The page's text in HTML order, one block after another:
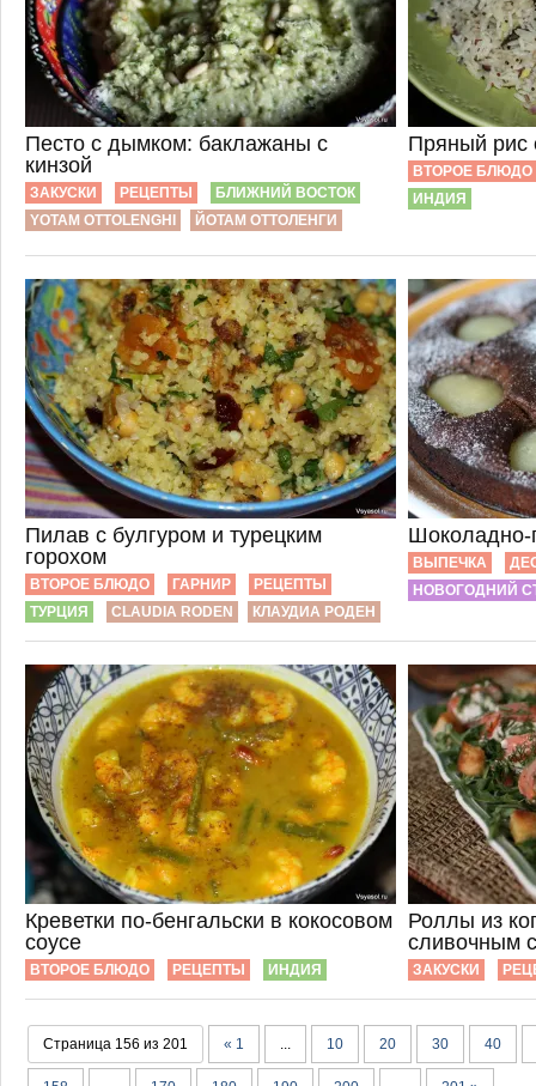
Песто с дымком: баклажаны с
кинзой
ЗАКУСКИ РЕЦЕПТЫ
БЛИЖНИЙ ВОСТОК
YOTAM OTTOLENGHI
ЙОТАМ ОТТОЛЕНГИ
Пряный рис
ВТОРОЕ БЛЮДО
ИНДИЯ
Пилав с булгуром и турецким
горохом
ВТОРОЕ БЛЮДО ГАРНИР
РЕЦЕПТЫ
ТУРЦИЯ
CLAUDIA RODEN КЛАУДИА РОДЕН
Шоколадно-
ВЫПЕЧКА
НОВОГОДНИЙ
Креветки по-бенгальски в кокосовом
соусе
ВТОРОЕ БЛЮДО РЕЦЕПТЫ ИНДИЯ
Роллы из
сливочным
ЗАКУСКИ
Страница 156 из 201 « 1 ... 10 20 30 40